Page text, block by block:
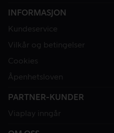
INFORMASJON
Kundeservice
Vilkår og betingelser
Cookies
Åpenhetsloven
PARTNER-KUNDER
Viaplay inngår